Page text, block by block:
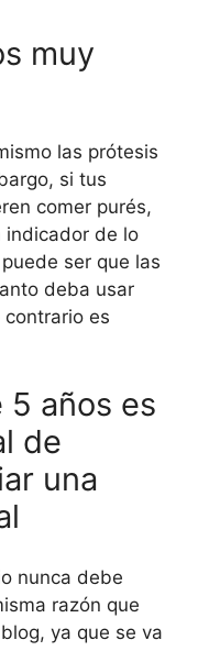
muy
las prótesis
si tus
comer purés,
indicador de lo
ser que las
deba usar
es
5 años es
de
una
nunca debe
razón que
ya que se va